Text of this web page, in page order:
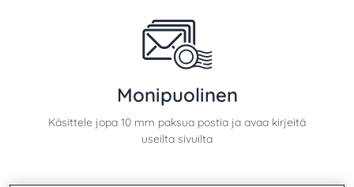
Monipuolinen
Käsittele jopa 10 mm paksua postia ja avaa kirjeitä
useilta sivuilta